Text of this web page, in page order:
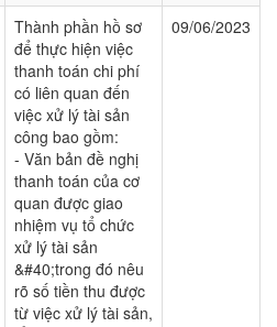
Thành phần hồ sơ
để thực hiện việc
thanh toán chi phí
có liên quan đến
việc xử lý tài sản
công bao gồm:
- Văn bản đề nghị
thanh toán của cơ
quan được giao
nhiệm vụ tổ chức
xử lý tài sản
&#40;trong đó nêu
rõ số tiền thu được
từ việc xử lý tài sản,
09/06/2023